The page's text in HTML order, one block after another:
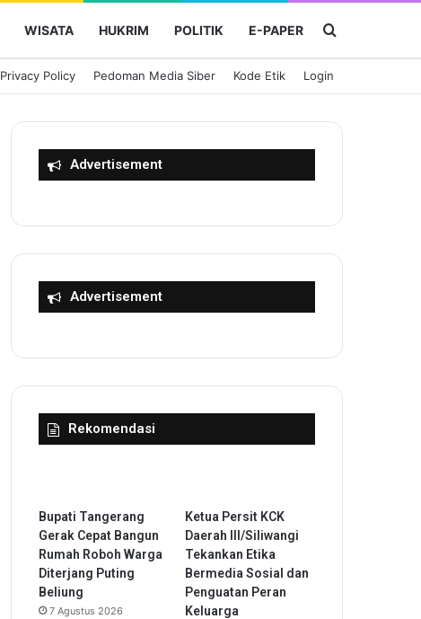
WISATA HUKRIM POLITIK E-PAPER Cari Berita
Privacy Policy Pedoman Media Siber Kode Etik Login
Advertisement
Advertisement
Rekomendasi
Bupati Tangerang
Gerak Cepat Bangun
Rumah Roboh Warga
Diterjang Puting
Beliung
7 Agustus 2026
Ketua Persit KCK
Daerah III/Siliwangi
Tekankan Etika
Bermedia Sosial dan
Penguatan Peran
Keluarga